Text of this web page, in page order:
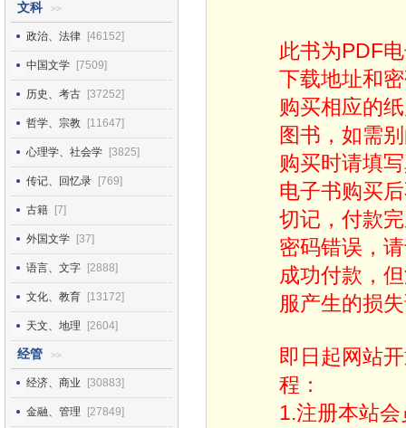
文科 >>
政治、法律 [46152]
中国文学 [7509]
历史、考古 [37252]
哲学、宗教 [11647]
心理学、社会学 [3825]
传记、回忆录 [769]
古籍 [7]
外国文学 [37]
语言、文字 [2888]
文化、教育 [13172]
天文、地理 [2604]
经管 >>
经济、商业 [30883]
金融、管理 [27849]
此书为PDF
下载地址和
购买相应的
图书，如需
购买时请填
电子书购买
切记，付款
密码错误，
成功付款，
服产生的损
即日起网站
程：
1.注册本站会